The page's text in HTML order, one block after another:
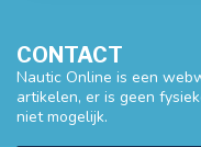
CONTACT
Nautic Online is een
artikelen, er is geen
niet mogelijk.